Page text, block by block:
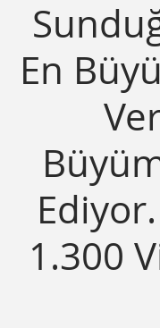
En
1.300